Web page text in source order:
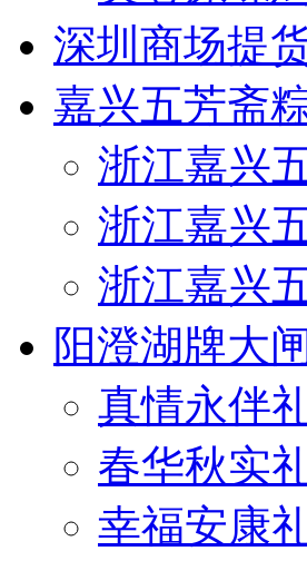
深圳商场提
嘉兴五芳斋
浙江嘉兴
浙江嘉兴
浙江嘉兴
阳澄湖牌大
真情永伴
春华秋实
幸福安康